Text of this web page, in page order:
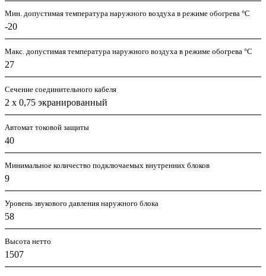
Мин. допустимая температура наружного воздуха в режиме обогрева °С
-20
Макс. допустимая температура наружного воздуха в режиме обогрева °С
27
Сечение соединительного кабеля
2 х 0,75 экранированный
Автомат токовой защиты
40
Минимальное количество подключаемых внутренних блоков
9
Уровень звукового давления наружного блока
58
Высота нетто
1507